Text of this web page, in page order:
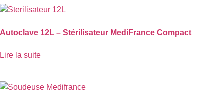
Autoclave 12L – Stérilisateur MediFrance Compact
Lire la suite